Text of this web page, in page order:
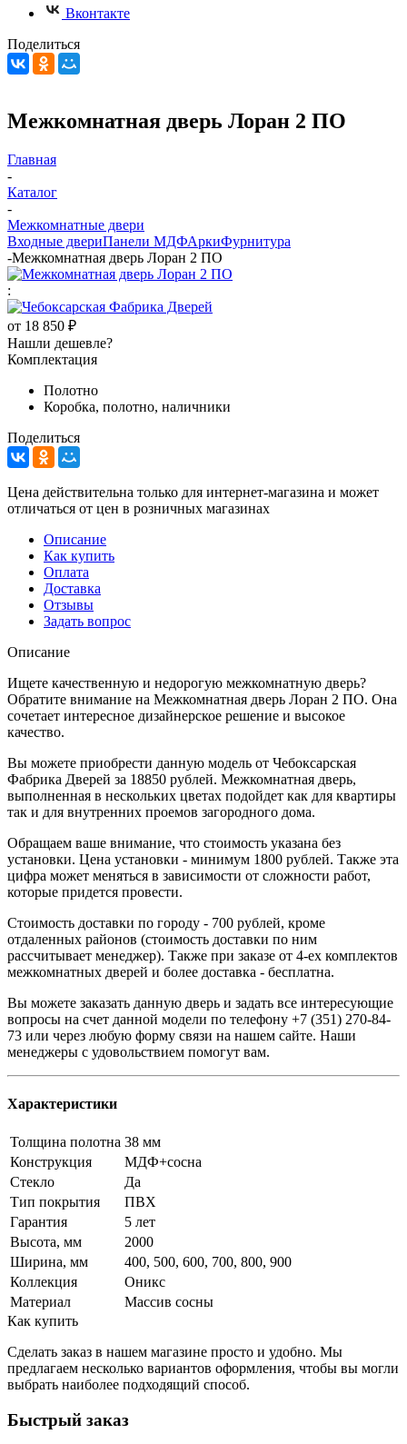
Вконтакте
Поделиться
Межкомнатная дверь Лоран 2 ПО
Главная
-
Каталог
-
Межкомнатные двери
Входные двериПанели МДФАркиФурнитура
-Межкомнатная дверь Лоран 2 ПО
:
от 18 850 ₽
Нашли дешевле?
Комплектация
Полотно
Коробка, полотно, наличники
Поделиться
Цена действительна только для интернет-магазина и может
отличаться от цен в розничных магазинах
Описание
Как купить
Оплата
Доставка
Отзывы
Задать вопрос
Описание
Ищете качественную и недорогую межкомнатную дверь?
Обратите внимание на Межкомнатная дверь Лоран 2 ПО. Она
сочетает интересное дизайнерское решение и высокое
качество.
Вы можете приобрести данную модель от Чебоксарская
Фабрика Дверей за 18850 рублей. Межкомнатная дверь,
выполненная в нескольких цветах подойдет как для квартиры
так и для внутренних проемов загородного дома.
Обращаем ваше внимание, что стоимость указана без
установки. Цена установки - минимум 1800 рублей. Также эта
цифра может меняться в зависимости от сложности работ,
которые придется провести.
Стоимость доставки по городу - 700 рублей, кроме
отдаленных районов (стоимость доставки по ним
рассчитывает менеджер). Также при заказе от 4-ех комплектов
межкомнатных дверей и более доставка - бесплатна.
Вы можете заказать данную дверь и задать все интересующие
вопросы на счет данной модели по телефону +7 (351) 270-84-
73 или через любую форму связи на нашем сайте. Наши
менеджеры с удовольствием помогут вам.
Характеристики
Толщина полотна 38 мм
Конструкция
МДФ+сосна
Стекло
Да
Тип покрытия
ПВХ
Гарантия
5 лет
Высота, мм
2000
Ширина, мм
400, 500, 600, 700, 800, 900
Коллекция
Оникс
Материал
Массив сосны
Как купить
Сделать заказ в нашем магазине просто и удобно. Мы
предлагаем несколько вариантов оформления, чтобы вы могли
выбрать наиболее подходящий способ.
Быстрый заказ